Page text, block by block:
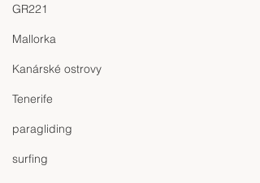
GR221
Mallorka
Kanárské ostrovy
Tenerife
paragliding
surfing